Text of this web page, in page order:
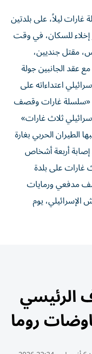
ليلاً، على بلدتين
إخلاء للسكان، في وقت
مقتل جنديين،
عقد الجانبين جولة
اعتداءاته على
«سلسلة غارات وقصف
ثلاث غارات»
الطيران الحربي بغارة
أربعة أشخاص
غارات على بلدة
مدفعي ورمايات
الإسرائيلي، يوم
الرئيسي
روما